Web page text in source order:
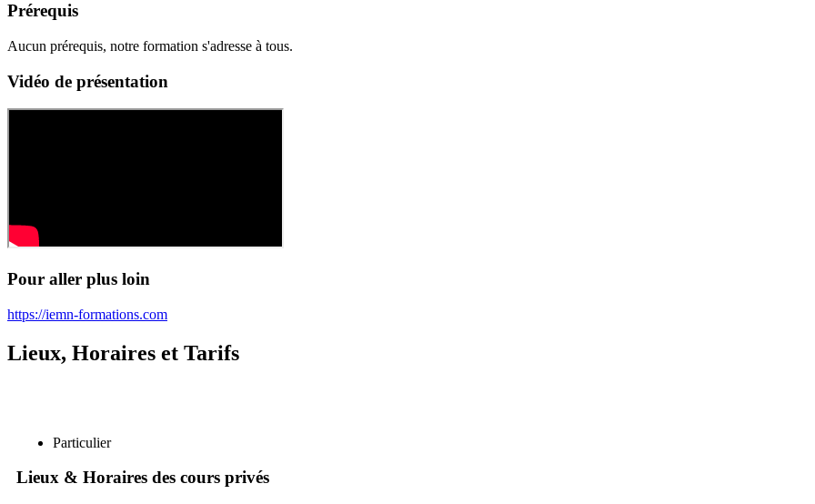
Prérequis
Aucun prérequis, notre formation s'adresse à tous.
Vidéo de présentation
Pour aller plus loin
https://iemn-formations.com
Lieux, Horaires et Tarifs
Particulier
Lieux & Horaires des cours privés